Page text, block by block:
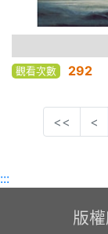
觀看次數 292
<< <
:::
版